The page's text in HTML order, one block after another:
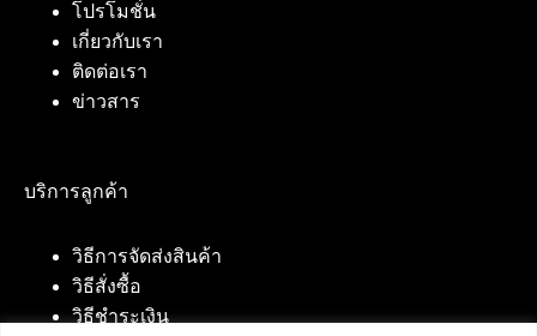
โปรโมชั่น
เกี่ยวกับเรา
ติดต่อเรา
ข่าวสาร
บริการลูกค้า
วิธีการจัดส่งสินค้า
วิธีสั่งซื้อ
วิธีชำระเงิน